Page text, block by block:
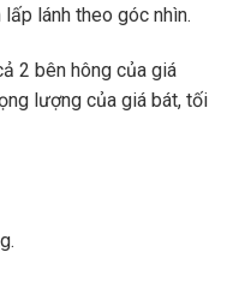
lánh theo góc nhìn.
2 bên hông của giá
lượng của giá bát, tối